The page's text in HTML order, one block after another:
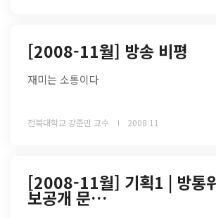
[2008-11월] 방송 비평
재미는 소통이다
전북대학교 강준만 교수 2008 11
[2008-11월] 기획1 | 방통
보공개 문…